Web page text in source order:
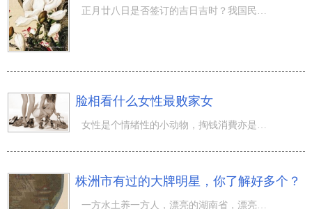
脸相看什么女性最败家女
株洲市有过的大牌明星，你了解好多个？